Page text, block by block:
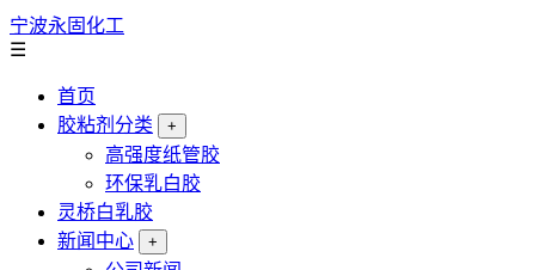
宁波永固化工
☰
首页
胶粘剂分类
+
高强度纸管胶
环保乳白胶
灵桥白乳胶
新闻中心
+